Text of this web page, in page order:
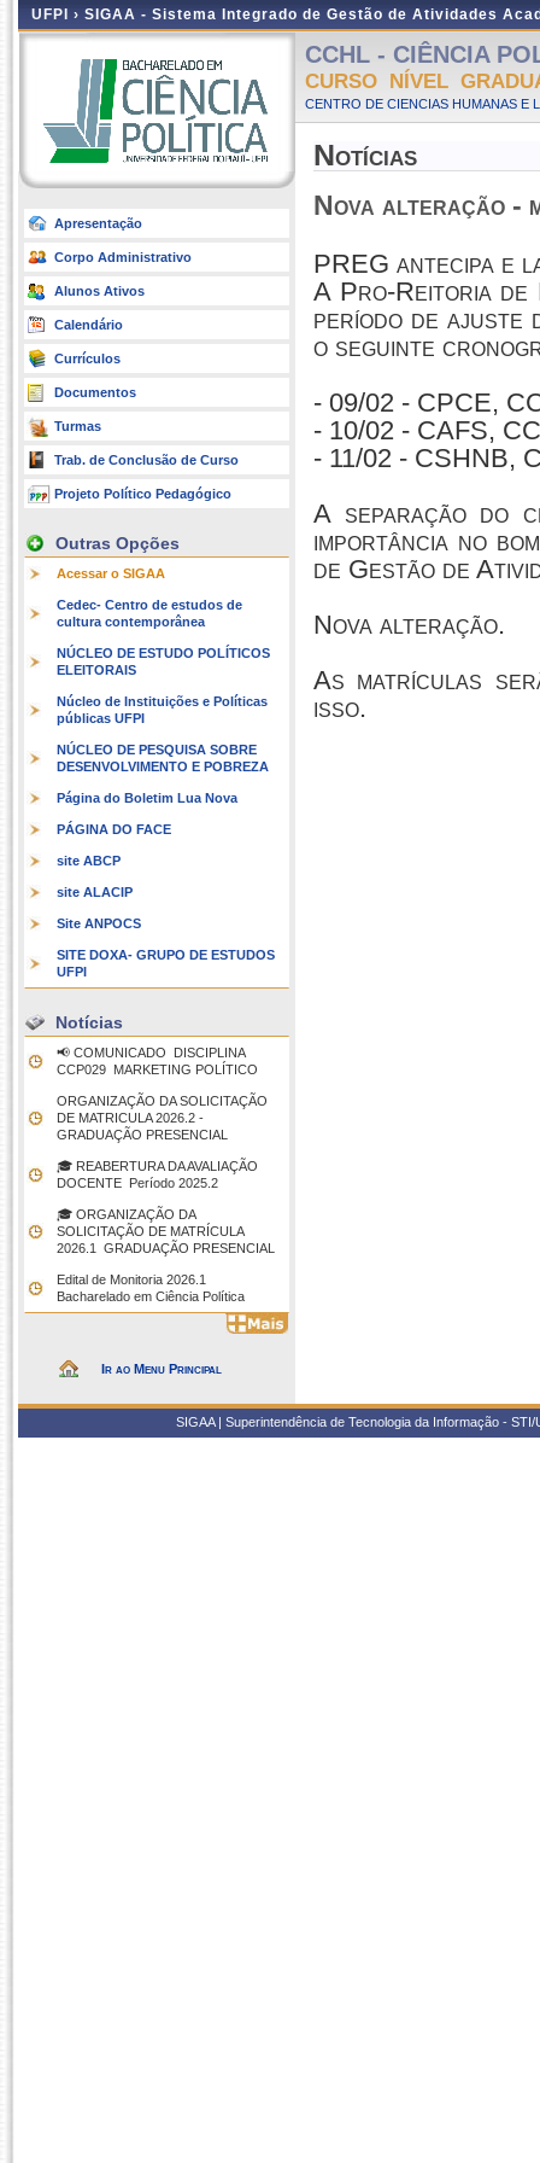
UFPI › SIGAA - Sistema Integrado de Gestão de Atividades
Apresentação
Corpo Administrativo
Alunos Ativos
Calendário
Currículos
Documentos
Turmas
Trab. de Conclusão de Curso
Projeto Político Pedagógico
Outras Opções
Acessar o SIGAA
Cedec- Centro de estudos de
cultura contemporânea
NÚCLEO DE ESTUDO POLÍTICOS
ELEITORAIS
Núcleo de Instituições e Políticas
públicas UFPI
NÚCLEO DE PESQUISA SOBRE
DESENVOLVIMENTO E POBREZA
Página do Boletim Lua Nova
PÁGINA DO FACE
site ABCP
site ALACIP
Site ANPOCS
SITE DOXA- GRUPO DE ESTUDOS
UFPI
Notícias
📢 COMUNICADO  DISCIPLINA
CCP029  MARKETING POLÍTICO
ORGANIZAÇÃO DA SOLICITAÇÃO
DE MATRICULA 2026.2 -
GRADUAÇÃO PRESENCIAL
🎓 REABERTURA DA AVALIAÇÃO
DOCENTE  Período 2025.2
🎓 ORGANIZAÇÃO DA
SOLICITAÇÃO DE MATRÍCULA
2026.1  GRADUAÇÃO PRESENCIAL
Edital de Monitoria 2026.1 
Bacharelado em Ciência Política
Ir ao Menu Principal
CCHL - CIÊNCIA
CURSO NÍVEL
CENTRO DE CIENCIAS HUMANAS E
Notícias
Nova alteração -
PREG antecipa e
A Pro-Reitoria de
período de ajuste
o seguinte
- 09/02 - CPCE,
- 10/02 - CAFS,
- 11/02 - CSHNB,
A separação do
importância no
de Gestão de
Nova alteração.
As matrículas
isso.
SIGAA | Superintendência de Tecnologia da Informação -